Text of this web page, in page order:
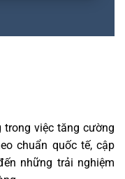
việc tăng cường
chuẩn quốc tế, cập
những trải nghiệm